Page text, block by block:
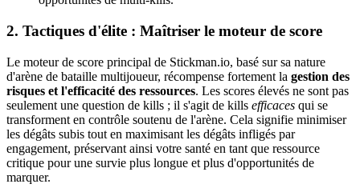
2. Tactiques d'élite : Maîtriser le moteur de score
Le moteur de score principal de Stickman.io, basé sur sa nature
d'arène de bataille multijoueur, récompense fortement la gestion des
risques et l'efficacité des ressources. Les scores élevés ne sont pas
seulement une question de kills ; il s'agit de kills efficaces qui se
transforment en contrôle soutenu de l'arène. Cela signifie minimiser
les dégâts subis tout en maximisant les dégâts infligés par
engagement, préservant ainsi votre santé en tant que ressource
critique pour une survie plus longue et plus d'opportunités de
marquer.